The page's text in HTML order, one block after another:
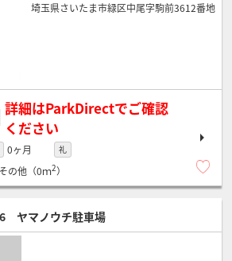
埼玉県さいたま市緑区中尾字駒前3612番地
詳細はParkDirectでご確認
ください
0ヶ月 礼
その他（0ｍ2）
ヤマノウチ駐車場